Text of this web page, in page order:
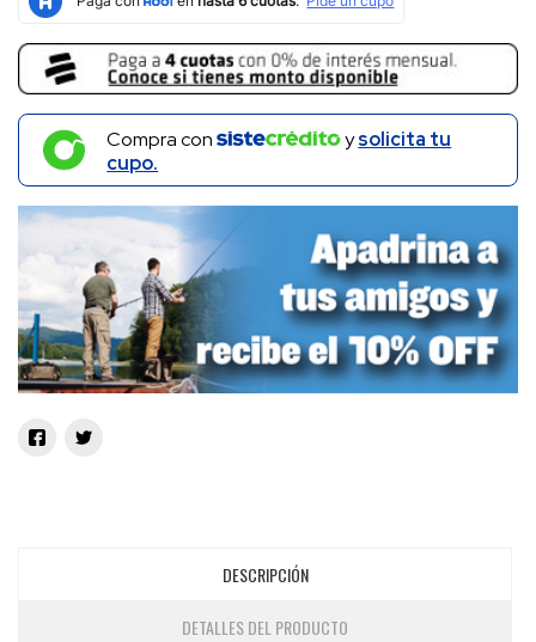
Compra con ysolicita tu
cupo.
DESCRIPCIÓN
DETALLES DEL PRODUCTO